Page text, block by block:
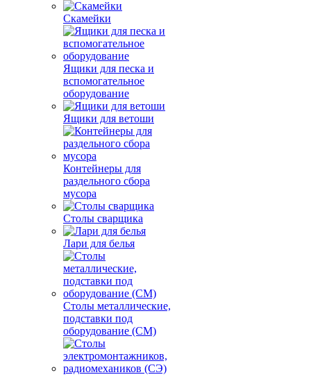
Скамейки
Ящики для песка и
вспомогательное
оборудование
Ящики для ветоши
Контейнеры для
раздельного сбора
мусора
Столы сварщика
Лари для белья
Столы металлические,
подставки под
оборудование (СМ)